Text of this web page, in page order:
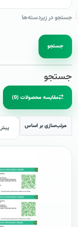
جستجو در زیردسته‌ها
جستجو
جستجو
مقایسه محصولات (0)
مرتب‌سازی بر اساس